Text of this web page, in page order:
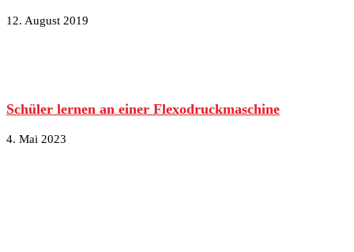
12. August 2019
Schüler lernen an einer Flexodruckmaschine
4. Mai 2023